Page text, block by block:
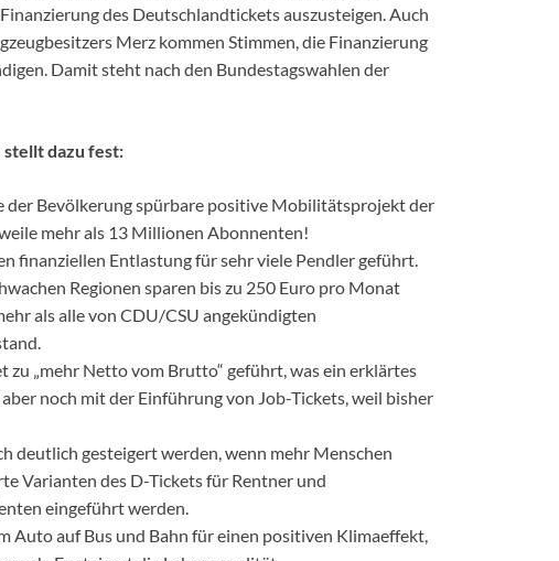
des Deutschlandtickets auszusteigen. Auch
Merz kommen Stimmen, die Finanzierung
Damit steht nach den Bundestagswahlen der
dazu fest:
der Bevölkerung spürbare positive Mobilitätsprojekt der
mehr als 13 Millionen Abonnenten!
finanziellen Entlastung für sehr viele Pendler geführt.
Regionen sparen bis zu 250 Euro pro Monat
als alle von CDU/CSU angekündigten
zu „mehr Netto vom Brutto“ geführt, was ein erklärtes
noch mit der Einführung von Job-Tickets, weil bisher
deutlich gesteigert werden, wenn mehr Menschen
Varianten des D-Tickets für Rentner und
eingeführt werden.
Auto auf Bus und Bahn für einen positiven Klimaeffekt,